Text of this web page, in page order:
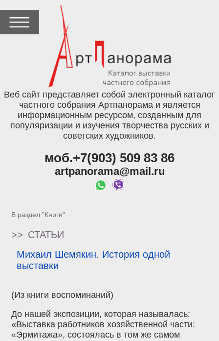
Веб сайт представляет собой электронный каталог
частного собрания Артпанорама и является
информационным ресурсом, созданным для
популяризации и изучения творчества русских и
советских художников.
моб.+7(903) 509 83 86
artpanorama@mail.ru
В раздел "Книги"
>> СТАТЬИ
Михаил Шемякин. История одной
выставки
(Из книги воспоминаний)
До нашей экспозиции, которая называлась:
«Выставка работников хозяйственной части:
«Эрмитажа», состоялась в том же самом